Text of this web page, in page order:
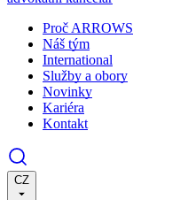
Proč ARROWS
Náš tým
International
Služby a obory
Novinky
Kariéra
Kontakt
CZ